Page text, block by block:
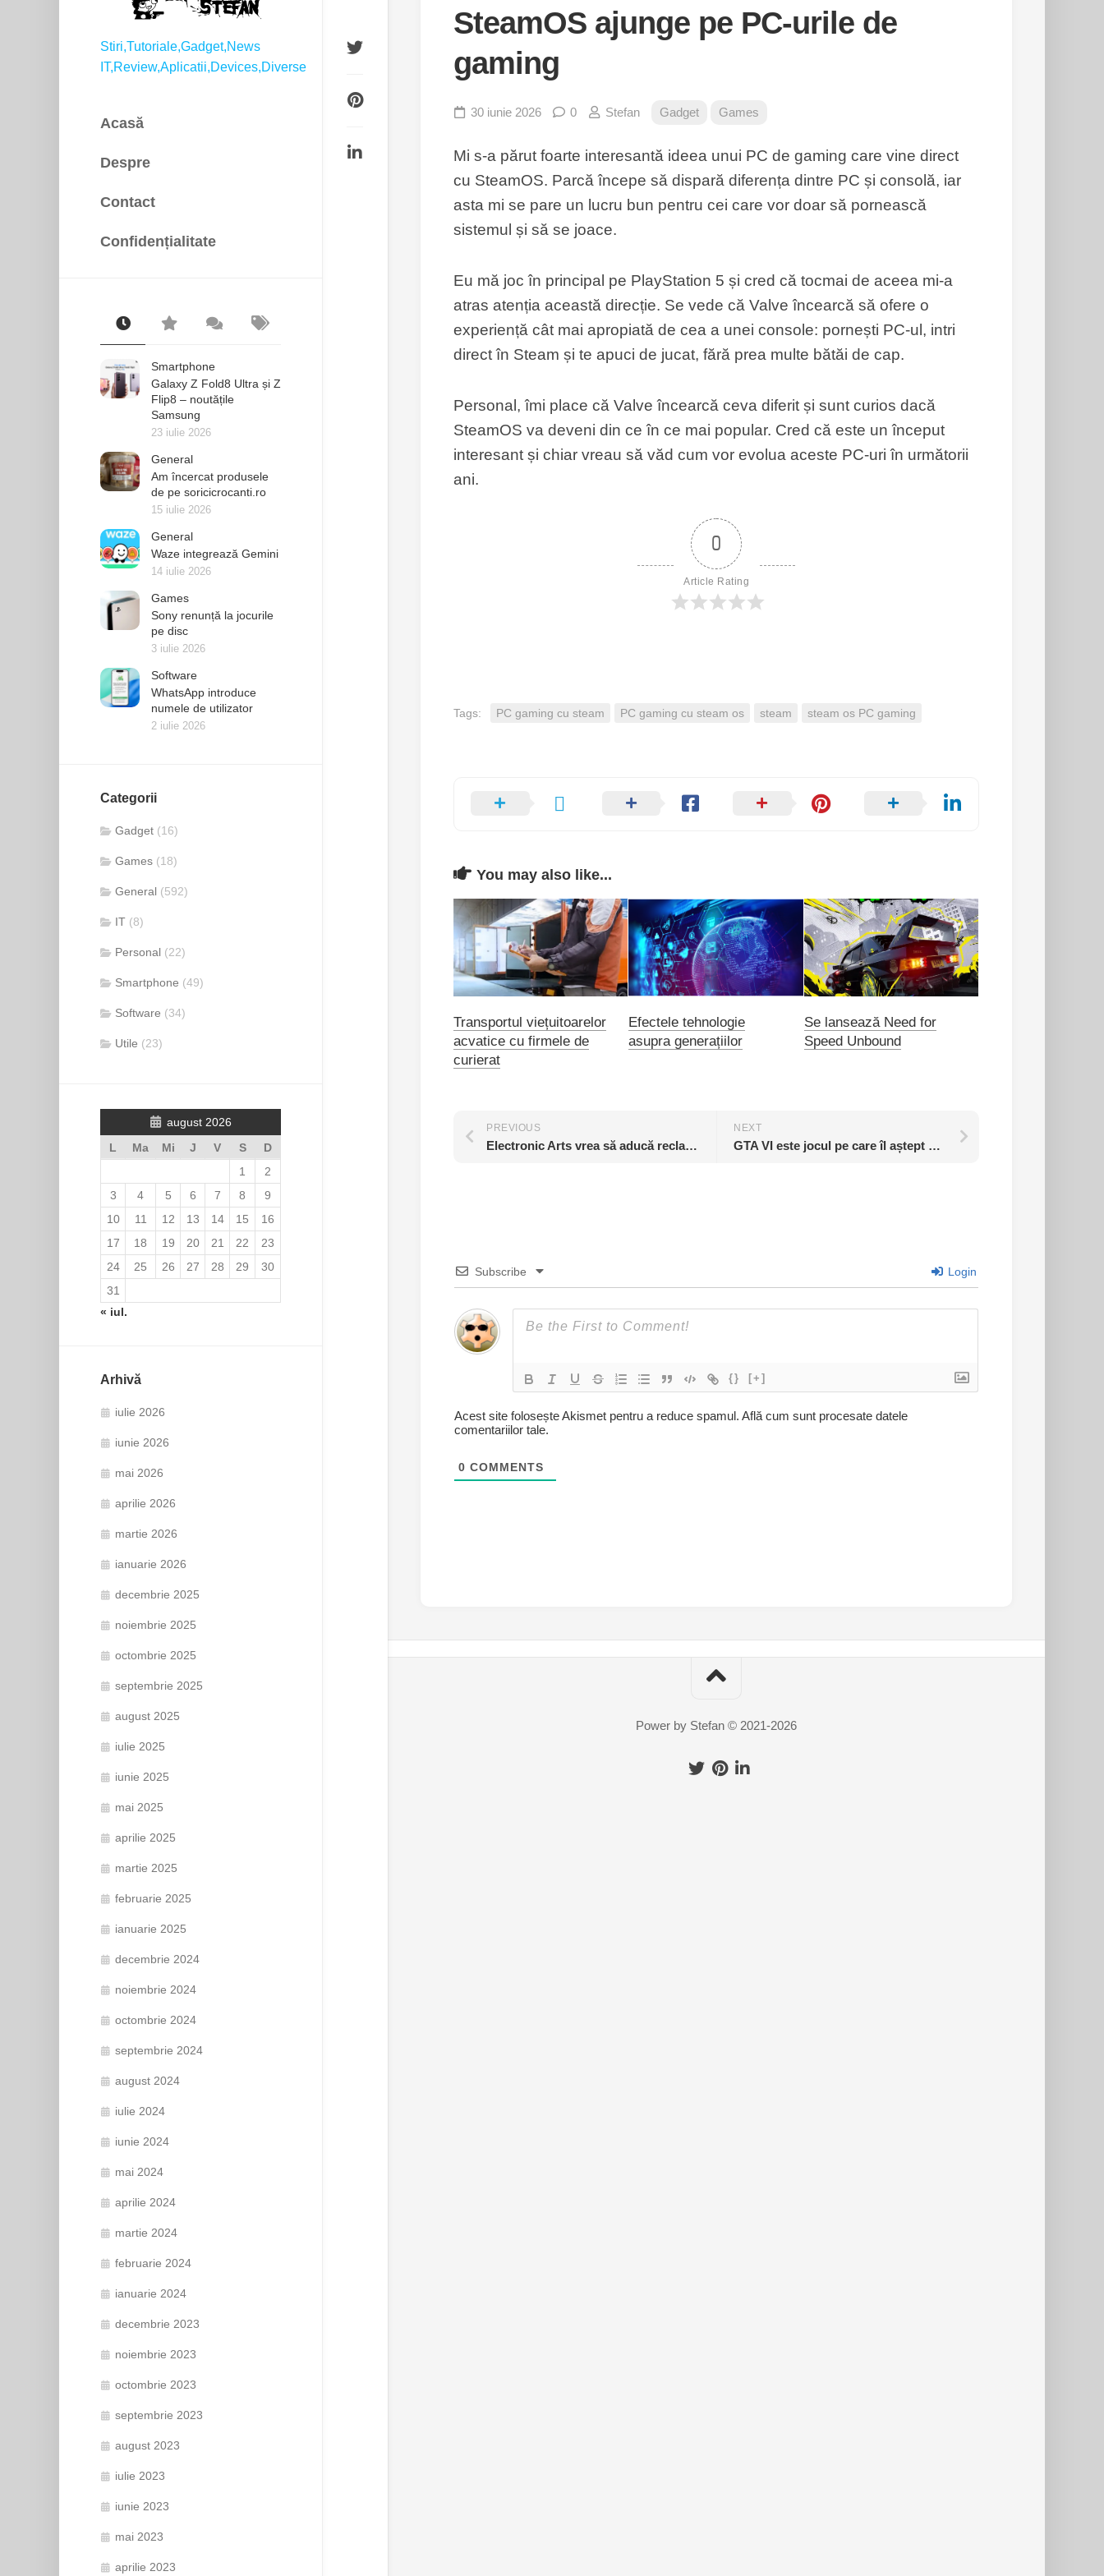
Stiri,Tutoriale,Gadget,News
IT,Review,Aplicatii,Devices,Diverse
Acasă
Despre
Contact
Confidențialitate
Smartphone
Galaxy Z Fold8 Ultra și Z
Flip8 – noutățile
Samsung
23 iulie 2026
General
Am încercat produsele
de pe soricicrocanti.ro
15 iulie 2026
General
Waze integrează Gemini
14 iulie 2026
Games
Sony renunță la jocurile
pe disc
3 iulie 2026
Software
WhatsApp introduce
numele de utilizator
2 iulie 2026
Categorii
Gadget (16)
Games (18)
General (592)
IT (8)
Personal (22)
Smartphone (49)
Software (34)
Utile (23)
august 2026
L
Ma Mi J V S
D
1
2
3
4 5 6 7 8
9
10
11 12 13 14 15
16
17
18 19 20 21 22
23
24
25 26 27 28 29
30
31
« iul.
Arhivă
iulie 2026
iunie 2026
mai 2026
aprilie 2026
martie 2026
ianuarie 2026
decembrie 2025
noiembrie 2025
octombrie 2025
septembrie 2025
august 2025
iulie 2025
iunie 2025
mai 2025
aprilie 2025
martie 2025
februarie 2025
ianuarie 2025
decembrie 2024
noiembrie 2024
octombrie 2024
septembrie 2024
august 2024
iulie 2024
iunie 2024
mai 2024
aprilie 2024
martie 2024
februarie 2024
ianuarie 2024
decembrie 2023
noiembrie 2023
octombrie 2023
septembrie 2023
august 2023
iulie 2023
iunie 2023
mai 2023
aprilie 2023
SteamOS ajunge pe PC-urile de
gaming
30 iunie 2026 0 Stefan Gadget Games
Mi s-a părut foarte interesantă ideea unui PC de gaming care vine direct
cu SteamOS. Parcă începe să dispară diferența dintre PC și consolă, iar
asta mi se pare un lucru bun pentru cei care vor doar să pornească
sistemul și să se joace.
Eu mă joc în principal pe PlayStation 5 și cred că tocmai de aceea mi-a
atras atenția această direcție. Se vede că Valve încearcă să ofere o
experiență cât mai apropiată de cea a unei console: pornești PC-ul, intri
direct în Steam și te apuci de jucat, fără prea multe bătăi de cap.
Personal, îmi place că Valve încearcă ceva diferit și sunt curios dacă
SteamOS va deveni din ce în ce mai popular. Cred că este un început
interesant și chiar vreau să văd cum vor evolua aceste PC-uri în următorii
ani.
0
Article Rating
Tags: PC gaming cu steam PC gaming cu steam os steam steam os PC gaming
You may also like...
Transportul viețuitoarelor
acvatice cu firmele de
curierat
Efectele tehnologie
asupra generațiilor
Se lansează Need for
Speed Unbound
NEXT
GTA VI este jocul pe care îl aștept cel mai mult
PREVIOUS
Electronic Arts vrea să aducă reclame direct în jocuri
Subscribe Login
{} [+]
Acest site folosește Akismet pentru a reduce spamul. Află cum sunt procesate datele
comentariilor tale.
0 COMMENTS
Power by Stefan © 2021-2026